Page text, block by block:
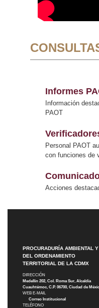
Informes
Información
PAOT
Personal PAOT
con funciones de
Acciones
PROCURADURÍA AMBIENTAL Y
DEL ORDENAMIENTO
TERRITORIAL DE LA CDMX
DIRECCIÓN
Medellín 202, Col. Roma Sur, Alcaldía
Cuauhtémoc, C.P. 06700, Ciudad de
WEB E-MAIL
Correo Institucional
TELÉFONO